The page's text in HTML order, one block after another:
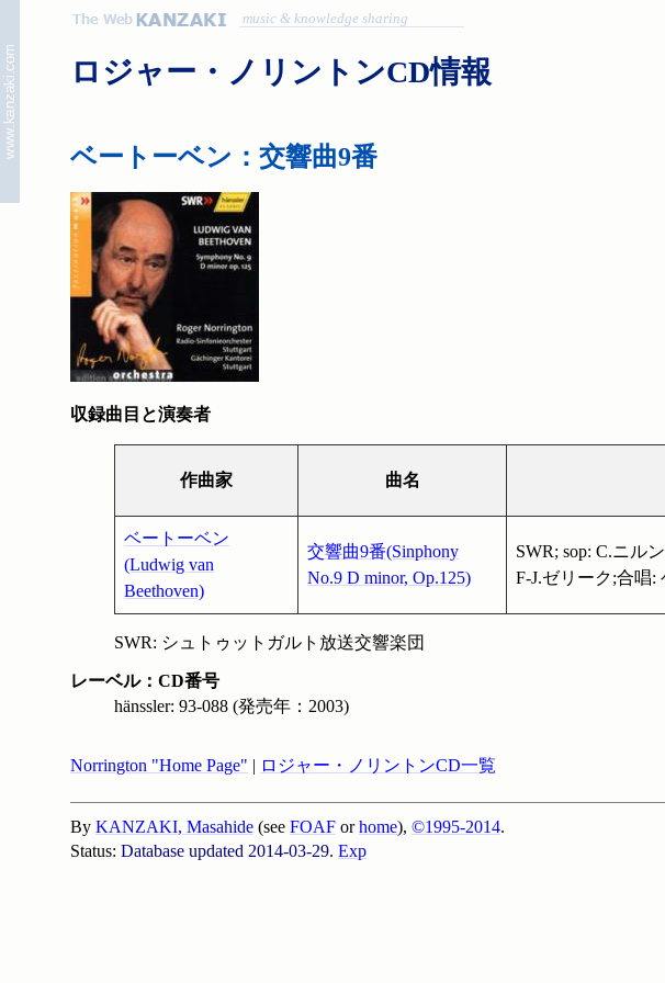
music & knowledge sharing
ロジャー・ノリントンCD情報
ベートーベン：交響曲9番
収録曲目と演奏者
作曲家 曲名
ベートーベン
(Ludwig van
Beethoven)
交響曲9番(Sinphony
No.9 D minor, Op.125)
SWR; sop: C.ニル
F-J.ゼリーク;合唱:
SWR: シュトゥットガルト放送交響楽団
レーベル：CD番号
hänssler: 93-088 (発売年：2003)
Norrington "Home Page" | ロジャー・ノリントンCD一覧
By KANZAKI, Masahide (see FOAF orhome), ©1995-2014.
Status: Database updated 2014-03-29. Exp